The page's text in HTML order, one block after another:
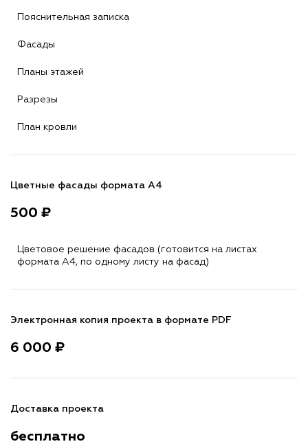
Пояснительная записка
Фасады
Планы этажей
Разрезы
План кровли
Цветные фасады формата А4
500 ₽
Цветовое решение фасадов (готовится на листах
формата A4, по одному листу на фасад)
Электронная копия проекта в формате PDF
6 000 ₽
Доставка проекта
бесплатно